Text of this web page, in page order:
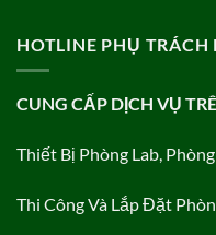
HOTLINE PHỤ
CUNG CẤP DỊCH VỤ
Thiết Bị Phòng Lab,
Thi Công Và Lắp Đặt